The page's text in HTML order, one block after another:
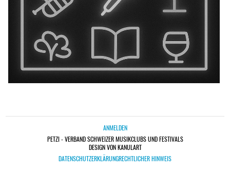
ANMELDEN
PETZI - VERBAND SCHWEIZER MUSIKCLUBS UND FESTIVALS
DESIGN VON KANULART
DATENSCHUTZERKLÄRUNGRECHTLICHER HINWEIS